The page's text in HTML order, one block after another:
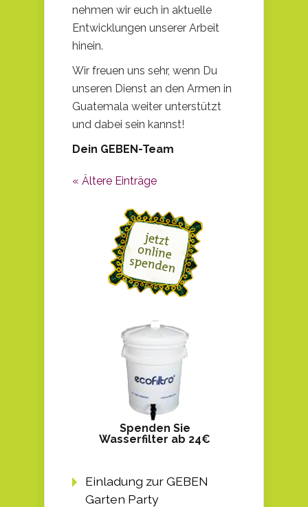
nehmen wir euch in aktuelle
Entwicklungen unserer Arbeit
hinein.
Wir freuen uns sehr, wenn Du
unseren Dienst an den Armen in
Guatemala weiter unterstützt
und dabei sein kannst!
Dein GEBEN-Team
« Ältere Einträge
Spenden Sie
Wasserfilter ab 24€
Einladung zur GEBEN
Garten Party